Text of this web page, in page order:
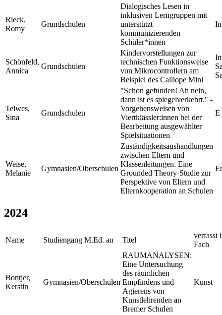
Rieck,
Romy
Grundschulen
Dialogisches Lesen in
inklusiven Lerngruppen mit
unterstützt
kommunizierenden
Schüler*innen
Schönfeld,
Annica
Grundschulen
Kindervorstellungen zur
technischen Funktionsweise
von Mikrocontrollern am
Beispiel des Calliope Mini
Teiwes,
Sina
Grundschulen
"Schon gefunden! Ah nein,
dann ist es spiegelverkehrt." -
Vorgehensweisen von
Viertklässler:innen bei der
Bearbeitung ausgewählter
Spielsituationen
E
Weise,
Melanie
Gymnasien/Oberschulen
Zuständigkeitsaushandlungen
zwischen Eltern und
Klassenleitungen. Eine
Grounded Theory-Studie zur
Perspektive von Eltern und
Elternkooperation an Schulen
2024
Name Studiengang M.Ed. an Titel
verfasst
Fach
Bontjer,
Kerstin
Gymnasien/Oberschulen
RAUMANALYSEN:
Eine Untersuchung
des räumlichen
Empfindens und
Agierens von
Kunstlehrenden an
Bremer Schulen
Kunst